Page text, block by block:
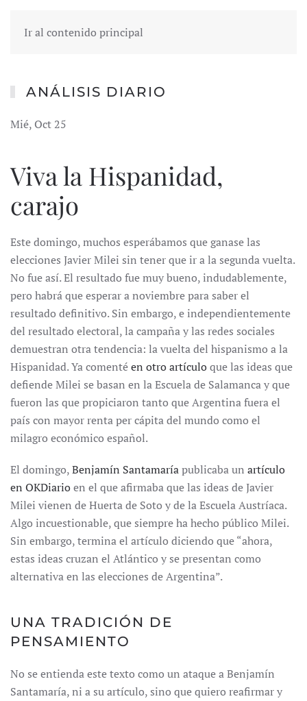
Ir al contenido principal
ANÁLISIS DIARIO
Mié, Oct 25
Viva la Hispanidad,
carajo
Este domingo, muchos esperábamos que ganase las
elecciones Javier Milei sin tener que ir a la segunda vuelta.
No fue así. El resultado fue muy bueno, indudablemente,
pero habrá que esperar a noviembre para saber el
resultado definitivo. Sin embargo, e independientemente
del resultado electoral, la campaña y las redes sociales
demuestran otra tendencia: la vuelta del hispanismo a la
Hispanidad. Ya comentéen otro artículoque las ideas que
defiende Milei se basan en la Escuela de Salamanca y que
fueron las que propiciaron tanto que Argentina fuera el
país con mayor renta per cápita del mundo como el
milagro económico español.
El domingo,Benjamín Santamaríapublicaba un artículo
en OKDiarioen el que afirmaba que las ideas de Javier
Milei vienen de Huerta de Soto y de la Escuela Austríaca.
Algo incuestionable, que siempre ha hecho público Milei.
Sin embargo, termina el artículo diciendo que “ahora,
estas ideas cruzan el Atlántico y se presentan como
alternativa en las elecciones de Argentina”.
UNA TRADICIÓN DE
PENSAMIENTO
No se entienda este texto como un ataque a Benjamín
Santamaría, ni a su artículo, sino que quiero reafirmar y